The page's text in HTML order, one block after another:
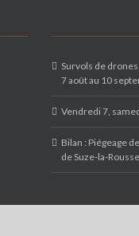
Survols de
7 août au 10
Vendredi 7,
Bilan : Piégeage
de Suze-la-